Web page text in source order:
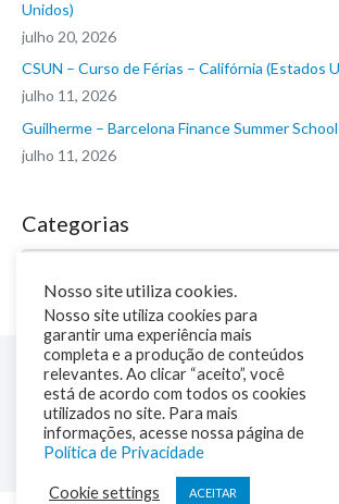
Unidos)
julho 20, 2026
CSUN – Curso de Férias – Califórnia (Estados
julho 11, 2026
Guilherme – Barcelona Finance Summer
julho 11, 2026
Categorias
Siga a NM Educação
Nosso site utiliza cookies.
Nosso site utiliza cookies para
garantir uma experiência mais
completa e a produção de conteúdos
relevantes. Ao clicar “aceito”, você
está de acordo com todos os cookies
utilizados no site. Para mais
informações, acesse nossa página de
Política de Privacidade
Cookie settings ACEITAR